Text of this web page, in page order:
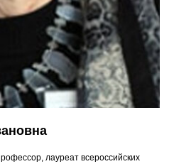
лауреат всероссийских